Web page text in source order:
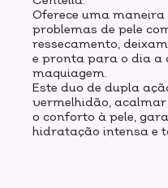
Oferece uma
problemas de pele
ressecamento,
e pronta para o dia a
maquiagem.
Este duo de dupla
vermelhidão, acalmar
o conforto à pele,
hidratação intensa e